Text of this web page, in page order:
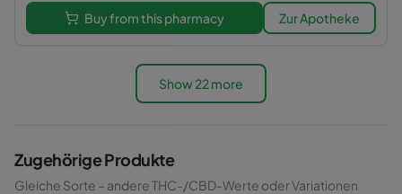
Buy from this pharmacy Zur Apotheke
Show 22 more
Zugehörige Produkte
Gleiche Sorte – andere THC-/CBD-Werte oder Variationen